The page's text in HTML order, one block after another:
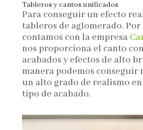
Tableros y cantos unificados
Para conseguir un efecto
tableros de aglomerado.
contamos con la empresa
nos proporciona el canto
acabados y efectos de alto
manera podemos conseguir
un alto grado de realismo
tipo de acabado.